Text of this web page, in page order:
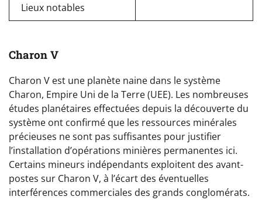
Lieux notables
Charon V
Charon V est une planète naine dans le système
Charon, Empire Uni de la Terre (UEE). Les nombreuses
études planétaires effectuées depuis la découverte du
système ont confirmé que les ressources minérales
précieuses ne sont pas suffisantes pour justifier
l’installation d’opérations minières permanentes ici.
Certains mineurs indépendants exploitent des avant-
postes sur Charon V, à l’écart des éventuelles
interférences commerciales des grands conglomérats.